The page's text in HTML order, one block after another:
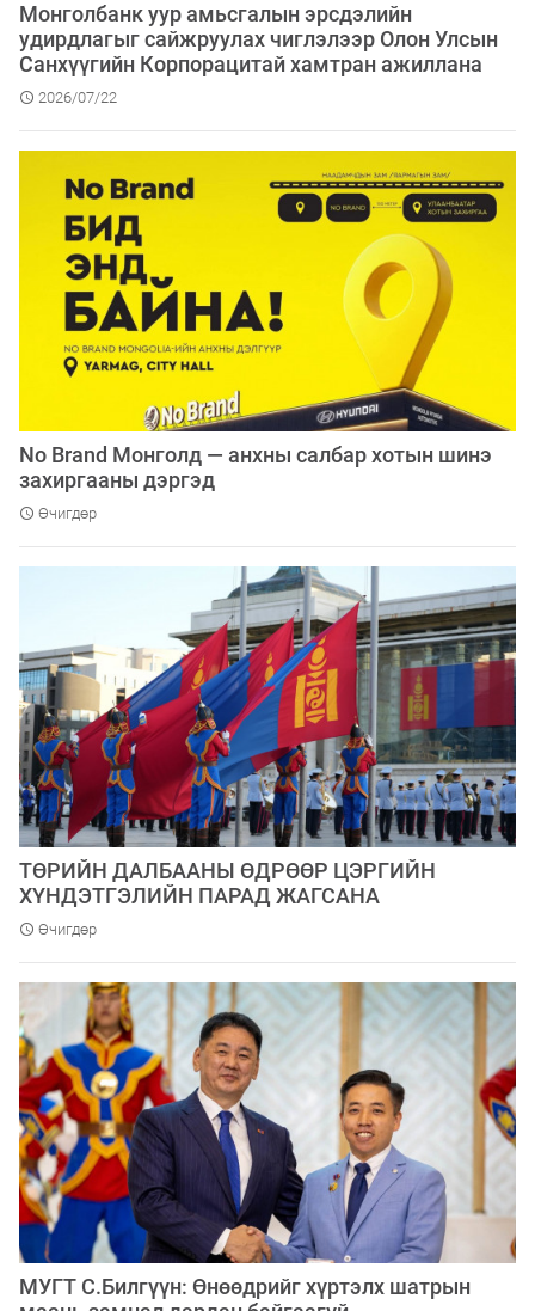
Монголбанк уур амьсгалын эрсдэлийн
удирдлагыг сайжруулах чиглэлээр Олон Улсын
Санхүүгийн Корпорацитай хамтран ажиллана
2026/07/22
No Brand Монголд — анхны салбар хотын шинэ
захиргааны дэргэд
Өчигдөр
​ТӨРИЙН ДАЛБААНЫ ӨДРӨӨР ЦЭРГИЙН
ХҮНДЭТГЭЛИЙН ПАРАД ЖАГСАНА
Өчигдөр
МУГТ С.Билгүүн: Өнөөдрийг хүртэлх шатрын